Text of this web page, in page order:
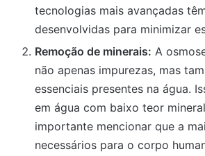
tecnologias mais avançadas
desenvolvidas para minimizar
Remoção de minerais: A
não apenas impurezas, mas
essenciais presentes na água.
em água com baixo teor
importante mencionar que a
necessários para o corpo